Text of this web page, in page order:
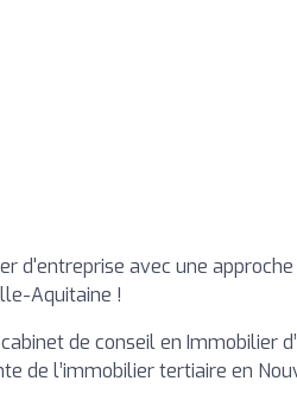
d'entreprise avec une
Aquitaine !
de conseil en Immobilier
de l’immobilier tertiaire en